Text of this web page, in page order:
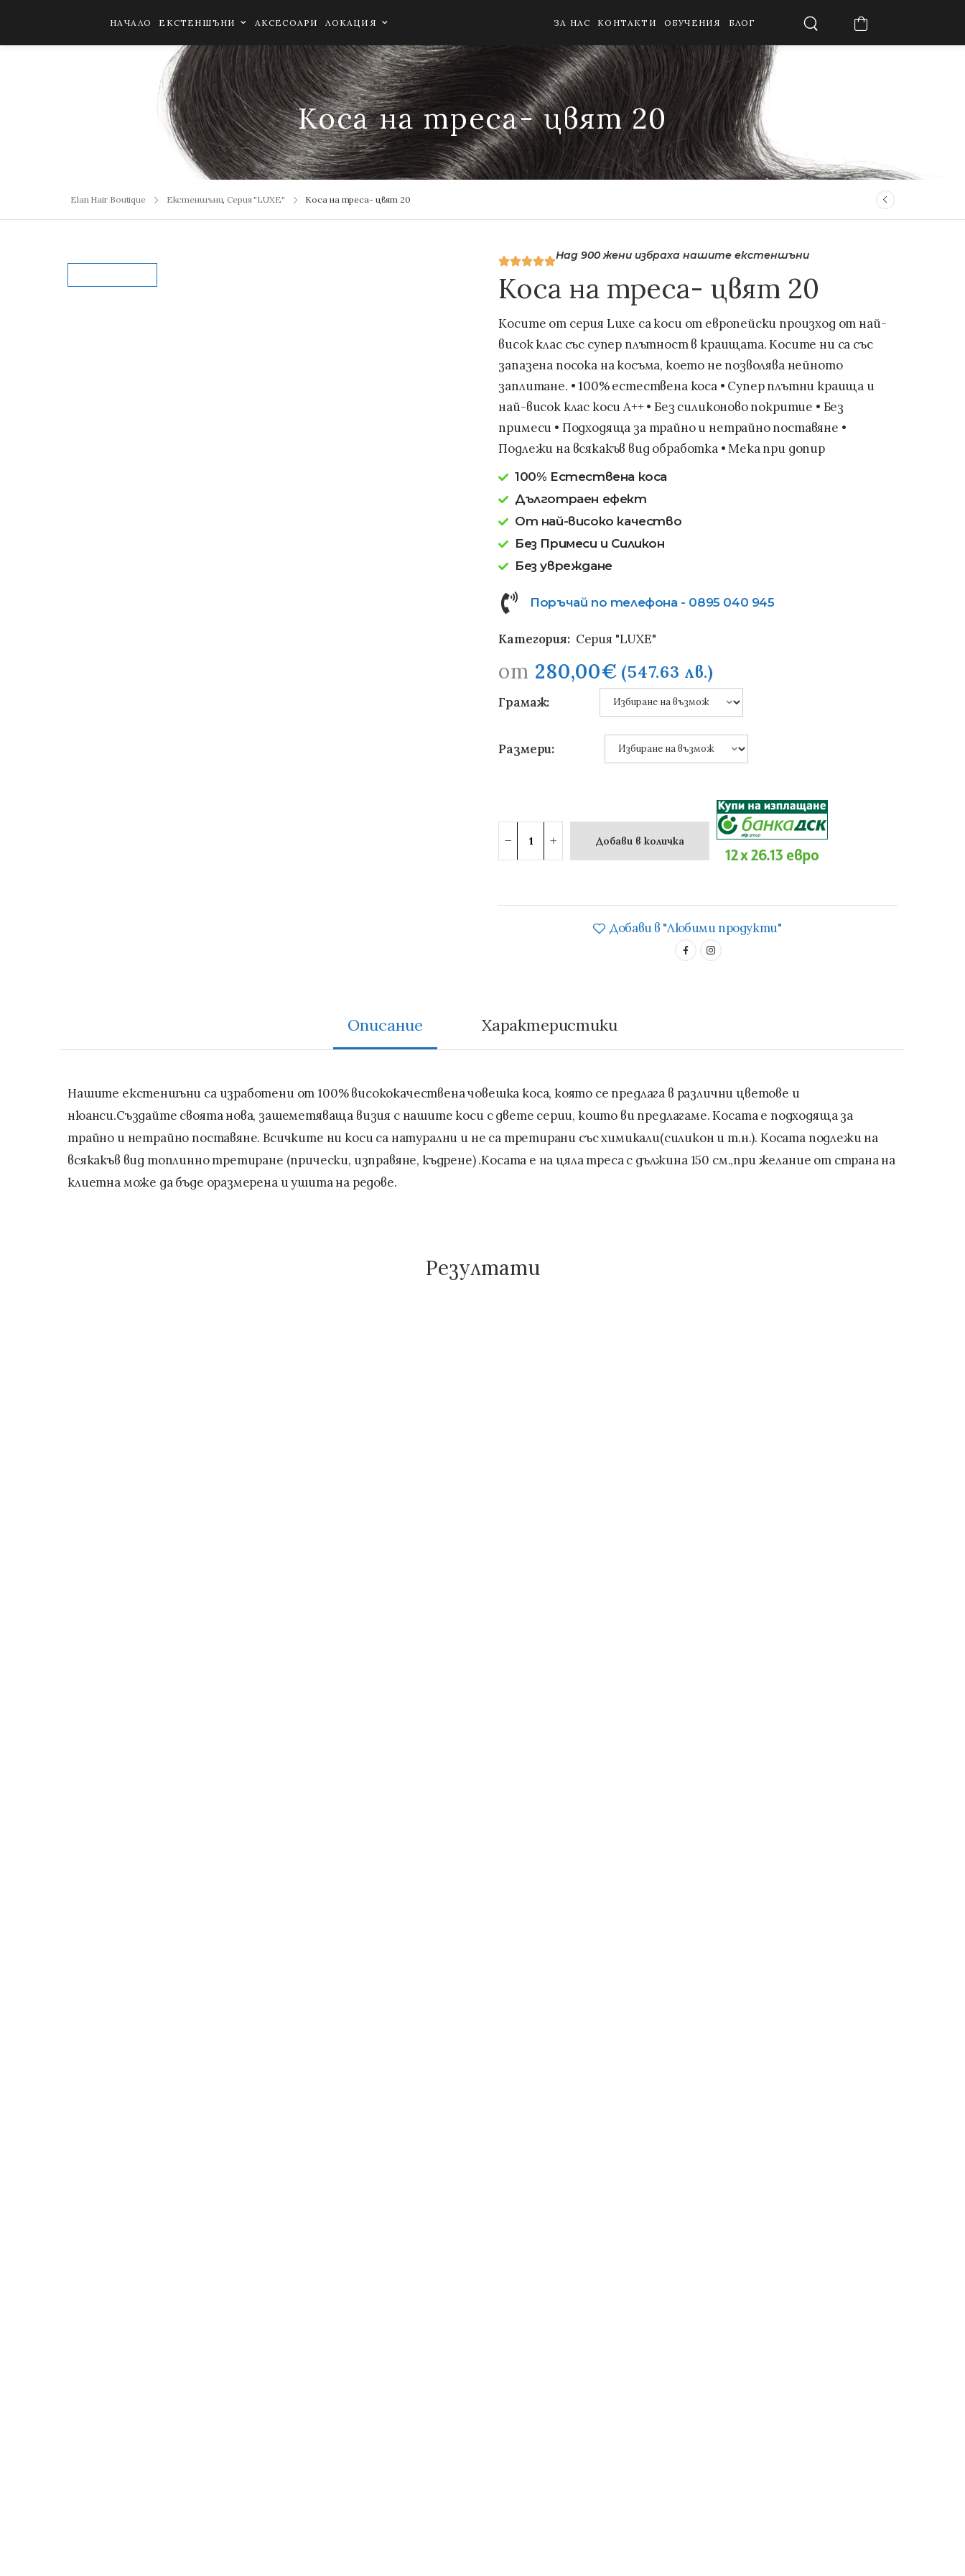
НАЧАЛО ЕКСТЕНШЪНИ АКСЕСОАРИ ЛОКАЦИЯ ЗА НАС КОНТАКТИ ОБУЧЕНИЯ БЛОГ
Коса на треса- цвят 20
Екстеншъни,Серия "LUXE" Коса на треса- цвят 20
Над 900 жени избраха нашите екстеншъни
Коса на треса- цвят 20
Косите от серия Luxe са коси от европейски произход от най-
висок клас със супер плътност в краищата. Косите ни са със
запазена посока на косъма, което не позволява нейното
заплитане. • 100% естествена коса • Супер плътни краища и
най-висок клас коси А++ • Без силиконово покритие • Без
примеси • Подходяща за трайно и нетрайно поставяне •
Подлежи на всякакъв вид обработка • Мека при допир
100% Естествена коса
Дълготраен ефект
От най-високо качество
Без Примеси и Силикон
Без увреждане
Поръчай по телефона - 0895 040 945
Категория: Серия "LUXE"
от 280,00€ (547.63 лв.)
Грамаж:
Размери:
Добави в количка
12 x 26.13 евро
Добави в "Любими продукти"
Нашите екстеншъни са изработени от 100% висококачествена човешка коса, която се предлага в различни цветове и
нюанси.Създайте своята нова, зашеметяваща визия с нашите коси с двете серии, които ви предлагаме. Косата е подходяща за
трайно и нетрайно поставяне. Всичките ни коси са натурални и не са третирани със химикали(силикон и т.н.). Косата подлежи на
всякакъв вид топлинно третиране (прически, изправяне, къдрене) .Косата е на цяла треса с дължина 150 см.,при желание от страна на
клиетна може да бъде оразмерена и ушита на редове.
Резултати